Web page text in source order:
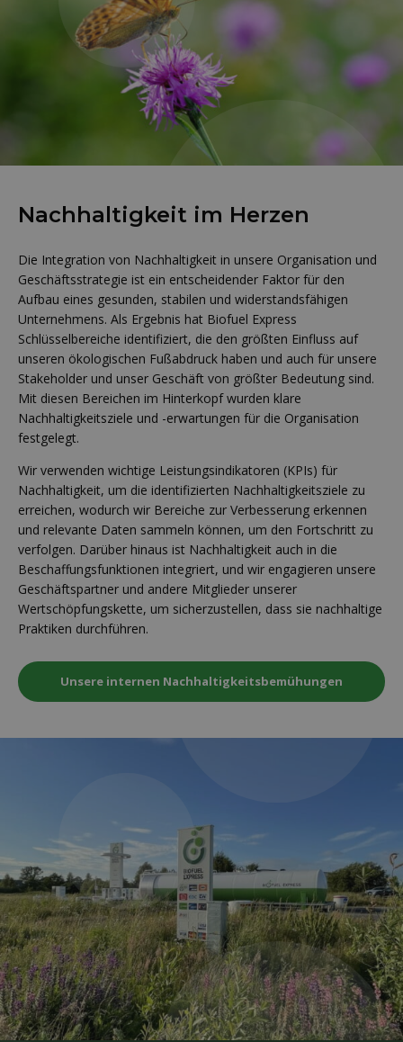
Nachhaltigkeit im Herzen
Die Integration von Nachhaltigkeit in unsere Organisation und
Geschäftsstrategie ist ein entscheidender Faktor für den
Aufbau eines gesunden, stabilen und widerstandsfähigen
Unternehmens. Als Ergebnis hat Biofuel Express
Schlüsselbereiche identifiziert, die den größten Einfluss auf
unseren ökologischen Fußabdruck haben und auch für unsere
Stakeholder und unser Geschäft von größter Bedeutung sind.
Mit diesen Bereichen im Hinterkopf wurden klare
Nachhaltigkeitsziele und -erwartungen für die Organisation
festgelegt.
Wir verwenden wichtige Leistungsindikatoren (KPIs) für
Nachhaltigkeit, um die identifizierten Nachhaltigkeitsziele zu
erreichen, wodurch wir Bereiche zur Verbesserung erkennen
und relevante Daten sammeln können, um den Fortschritt zu
verfolgen. Darüber hinaus ist Nachhaltigkeit auch in die
Beschaffungsfunktionen integriert, und wir engagieren unsere
Geschäftspartner und andere Mitglieder unserer
Wertschöpfungskette, um sicherzustellen, dass sie nachhaltige
Praktiken durchführen.
Unsere internen Nachhaltigkeitsbemühungen